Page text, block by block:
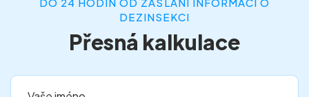
DEZINSEKCI
Přesná kalkulace